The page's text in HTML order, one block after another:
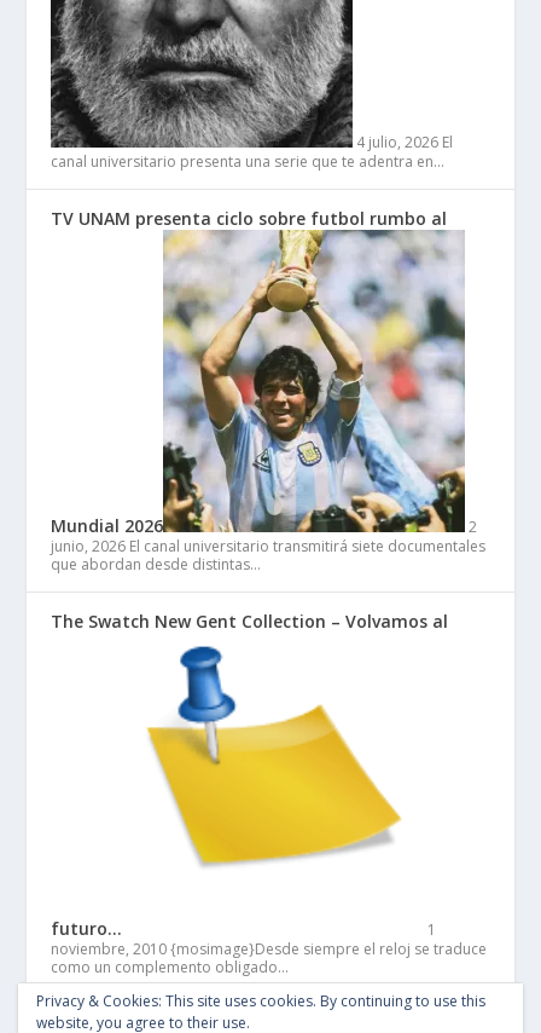
4 julio, 2026 El
canal universitario presenta una serie que te adentra en…
TV UNAM presenta ciclo sobre futbol rumbo al
Mundial 2026
2
junio, 2026 El canal universitario transmitirá siete documentales
que abordan desde distintas…
The Swatch New Gent Collection – Volvamos al
futuro…
1
noviembre, 2010 {mosimage}Desde siempre el reloj se traduce
como un complemento obligado…
Privacy & Cookies: This site uses cookies. By continuing to use this
website, you agree to their use.